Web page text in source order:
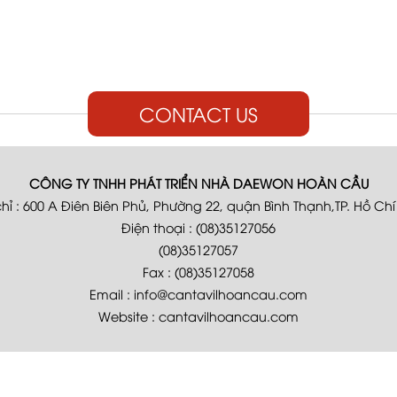
CONTACT US
CÔNG TY TNHH PHÁT TRIỂN NHÀ DAEWON HOÀN CẦU
: 600 A Điên Biên Phủ, Phường 22, quận Bình Thạnh,TP. Hồ
Điện thoại : (08)35127056
(08)35127057
Fax : (08)35127058
Email : info@cantavilhoancau.com
Website : cantavilhoancau.com